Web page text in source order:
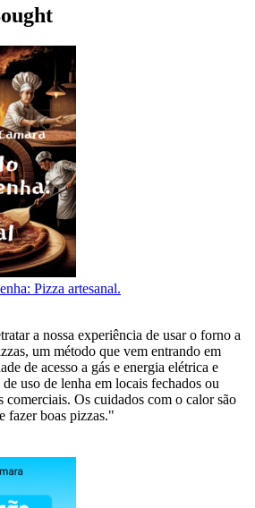
Pizza artesanal.
a nossa experiência de usar o forno a
um método que vem entrando em
de acesso a gás e energia elétrica e
uso de lenha em locais fechados ou
comerciais. Os cuidados com o calor são
fazer boas pizzas."